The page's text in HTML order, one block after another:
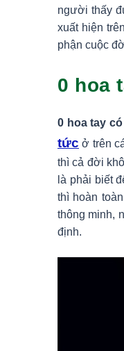
người thấy
xuất hiện
phận cuộc
0 hoa
0 hoa tay
tức ở trên
thì cả đời
là phải biết
thì hoàn
thông minh,
định.